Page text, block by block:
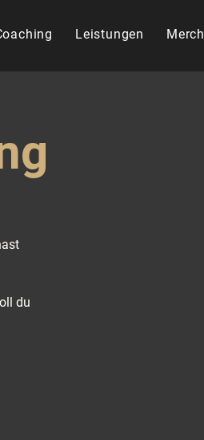
Leistungen Merch
du